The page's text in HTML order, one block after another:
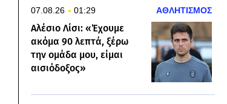
07.08.26 01:29 ΑΘΛΗΤΙΣΜΟΣ
Αλέσιο Λίσι: «Έχουμε
ακόμα 90 λεπτά, ξέρω
την ομάδα μου, είμαι
αισιόδοξος»